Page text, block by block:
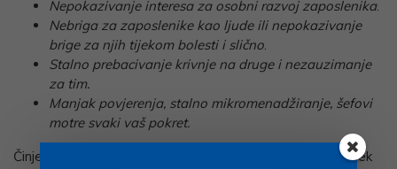
Nepokazivanje interesa za osobni razvoj zaposlenika.
Nebriga za zaposlenike kao ljude ili nepokazivanje
brige za njih tijekom bolesti i slično.
Stalno prebacivanje krivnje na druge i nezauzimanje
za tim.
Manjak povjerenja, stalno mikromenadžiranje, šefovi
motre svaki vaš pokret.
Činjenica je da u glavnini naših tvrtki menadžment još uvijek